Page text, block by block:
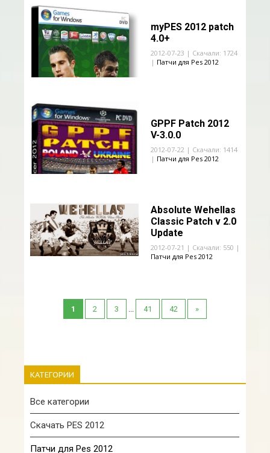
myPES 2012 patch
4.0+
2012-07-23 | Скачали: 1724
| Патчи для Pes 2012
GPPF Patch 2012
V-3.0.0
2012-07-22 | Скачали: 1414
| Патчи для Pes 2012
Absolute Wehellas
Classic Patch v 2.0
Update
2012-07-21 | Скачали: 550 |
Патчи для Pes 2012
1 2 3 ... 41 42 »
КАТЕГОРИИ
Все категории
Скачать PES 2012
Патчи для Pes 2012